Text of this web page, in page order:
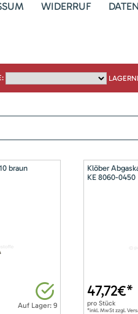
WIDERRUF
braun
Auf Lager: 9
Klöber
KE 8060-0450
47,72€*
pro Stück
*inkl. MwSt zzgl.